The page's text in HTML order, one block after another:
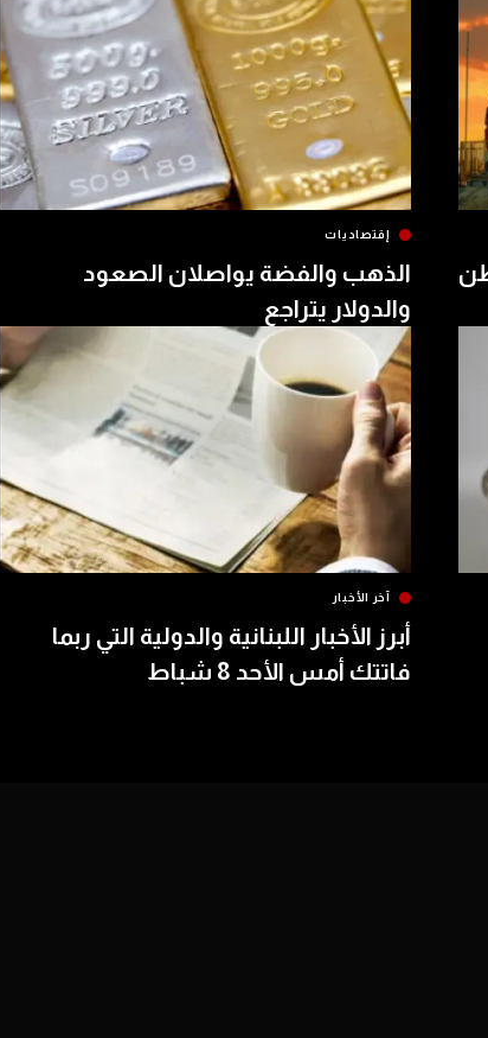
إقتصاديات
الذهب والفضة يواصلان الصعود
والدولار يتراجع
آخر الأخبار
أبرز الأخبار اللبنانية والدولية التي ربما
فاتتك أمس الأحد 8 شباط